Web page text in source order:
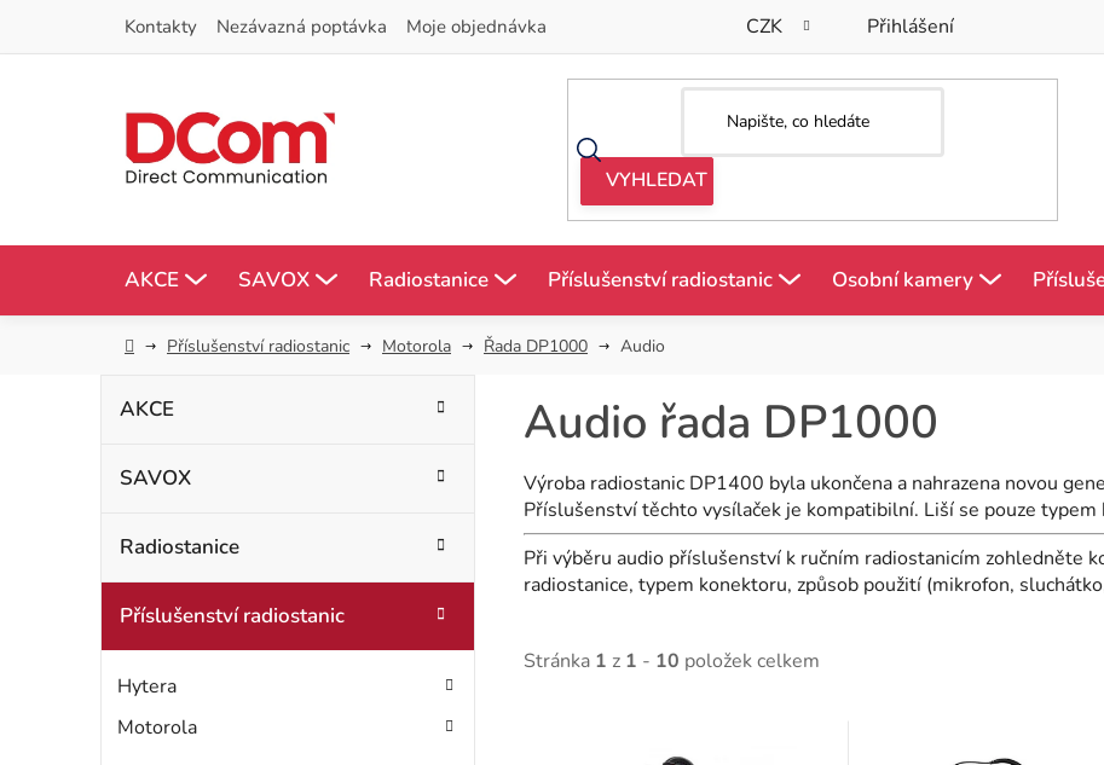
Kontakty Nezávazná poptávka Moje objednávka CZK Přihlášení
AKCE SAVOX Radiostanice Příslušenství radiostanic Osobní kamery
DomůPříslušenství radiostanic Motorola Řada DP1000 Audio
P
r
a
n
n
kategorie
r
e
AKCE
SAVOX
Radiostanice
Příslušenství radiostanic
Hytera
Motorola
Audio řada DP1000
Výroba radiostanic DP1400 byla ukončena a nahrazena novou
Příslušenství těchto vysílaček je kompatibilní. Liší se pouze typem
Při výběru audio příslušenství k ručním radiostanicím zohledněte
radiostanice, typem konektoru, způsob použití (mikrofon,
Stránka 1 z 1 - 10 položek celkem